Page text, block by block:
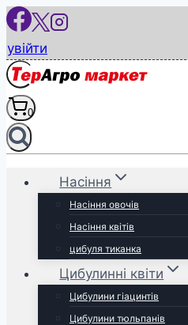
Перейти
вмісту
увійти
0
Насіння
Насіння овочів
Насіння квітів
цибуля тиканка
Цибулинні квіти
Цибулини гіацинтів
Цибулини тюльпанів